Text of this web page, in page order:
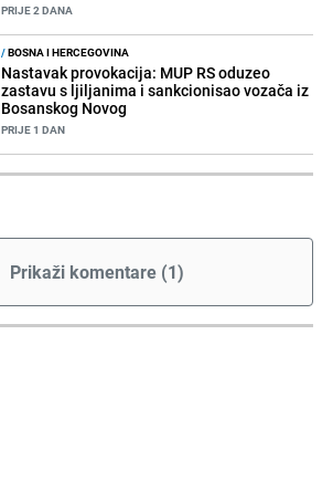
PRIJE 2 DANA
/BOSNA I HERCEGOVINA
Nastavak provokacija: MUP RS oduzeo
zastavu s ljiljanima i sankcionisao vozača iz
Bosanskog Novog
PRIJE 1 DAN
Prikaži komentare (1)